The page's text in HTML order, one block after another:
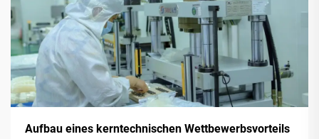
Aufbau eines kerntechnischen Wettbewerbsvorteils